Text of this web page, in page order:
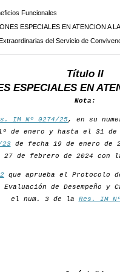
Funcionales
ESPECIALES EN ATENCION A
del Servicio de
Título II
ESPECIALES EN
Nota:
IM Nº 0274/25, en su
enero y hasta el 31 de
23de fecha 19 de enero de
27 de febrero de 2024 con
que aprueba el Protocolo
de Desempeño
el num. 3 de la Res. IM